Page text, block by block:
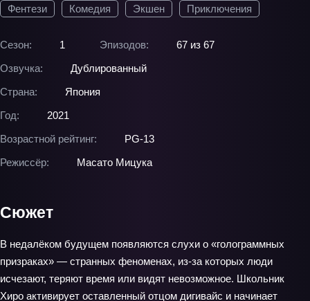
Фентези Комедия Экшен Приключения
Сезон: 1 Эпизодов:
67 из 67
Озвучка:
Дублированный
Страна:
Япония
Год:
2021
Возрастной рейтинг:
PG-13
Режиссёр:
Масато Мицука
Сюжет
В недалёком будущем появляются слухи о «голограммных
призраках» — странных феноменах, из-за которых люди
исчезают, теряют время или видят невозможное. Школьник
Хиро активирует оставленный отцом дигивайс и начинает